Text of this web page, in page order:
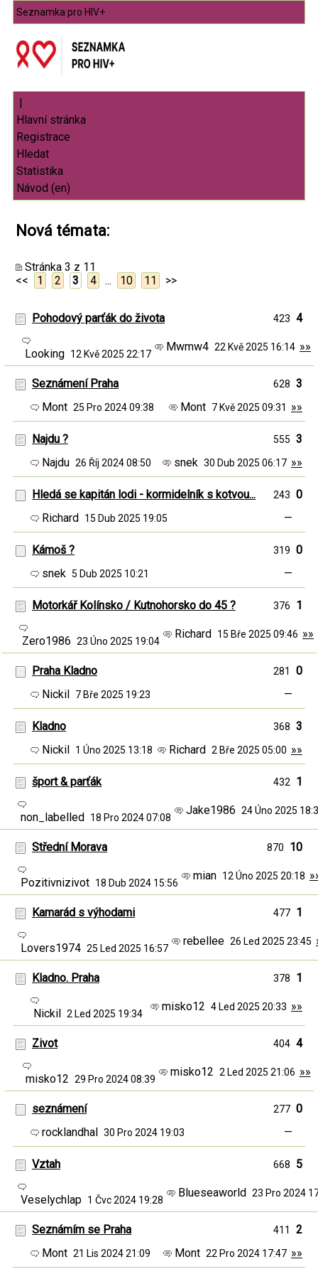
Seznamka pro HIV+
|
Nová témata:
Stránka 3 z 11
<<
1 2 3 4 ... 10 11 >>
Pohodový parťák do života 423 4
Looking 12 Kvě 2025 22:17
Mwmw4 22 Kvě 2025 16:14 »»
Seznámení Praha 628 3
Mont 25 Pro 2024 09:38 Mont 7 Kvě 2025 09:31 »»
Najdu ? 555 3
Najdu 26 Říj 2024 08:50 snek 30 Dub 2025 06:17 »»
Hledá se kapitán lodi - kormidelník s kotvou... 243 0
Richard 15 Dub 2025 19:05 —
Kámoš ? 319 0
snek 5 Dub 2025 10:21 —
Motorkář Kolínsko / Kutnohorsko do 45 ? 376 1
Zero1986 23 Úno 2025 19:04
Richard 15 Bře 2025 09:46 »»
Praha Kladno 281
0
Nickil 7 Bře 2025 19:23 —
Kladno 368 3
Nickil 1 Úno 2025 13:18 Richard 2 Bře 2025 05:00 »»
šport & parťák 432 1
non_labelled 18 Pro 2024 07:08
Jake1986 24 Úno 2025
Střední Morava 870 10
Pozitivnizivot 18 Dub 2024 15:56
mian 12 Úno 2025 20:18
Kamarád s výhodami 477 1
Lovers1974 25 Led 2025 16:57
rebellee 26 Led 2025 23:45
Kladno. Praha 378 1
Nickil 2 Led 2025 19:34
misko12 4 Led 2025 20:33 »»
Zivot 404 4
misko12 29 Pro 2024 08:39
misko12 2 Led 2025 21:06 »»
seznámení 277 0
rocklandhal 30 Pro 2024 19:03 —
Vztah 668 5
Veselychlap 1 Čvc 2024 19:28
Blueseaworld 23 Pro 2024
Seznámím se Praha 411
2
Mont 21 Lis 2024 21:09 Mont 22 Pro 2024 17:47 »»